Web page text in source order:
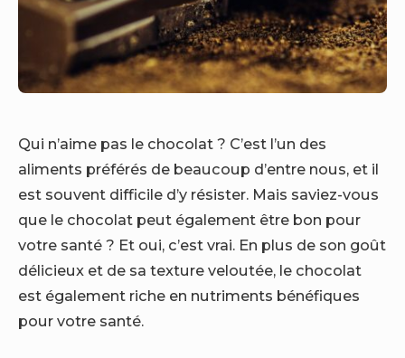
Qui n’aime pas le chocolat ? C’est l’un des
aliments préférés de beaucoup d’entre nous, et il
est souvent difficile d’y résister. Mais saviez-vous
que le chocolat peut également être bon pour
votre santé ? Et oui, c’est vrai. En plus de son goût
délicieux et de sa texture veloutée, le chocolat
est également riche en nutriments bénéfiques
pour votre santé.